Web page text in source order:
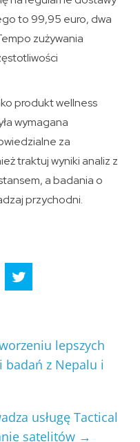
to 99,95 euro, dwa
zużywania
produkt wellness
wymagana
za
traktuj wyniki analiz z
a badania o
przychodni.
lepszych
badań z Nepalu i
usługę Tactical
satelitów →